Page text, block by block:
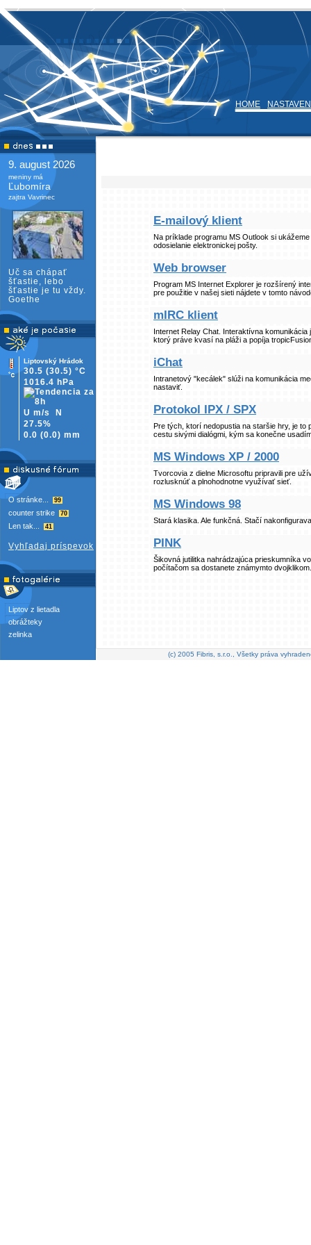
HOME
9. august 2026
meniny má
Ľubomíra
zajtra Vavrinec
Uč sa chápať
šťastie, lebo
šťastie je tu vždy.
Goethe
Liptovský Hrádok
30.5 (30.5) °C
1016.4 hPa
U m/s
N
27.5%
0.0 (0.0) mm
O stránke... 99
counter strike 70
Len tak... 41
Vyhľadaj príspevok
Liptov z lietadla
obrážteky
zelinka
E-mailový klient
Na príklade programu MS Outlook si
odosielanie elektronickej pošty.
Web browser
Program MS Internet Explorer je rozšírený
pre použitie v našej sieti nájdete v tomto
mIRC klient
Internet Relay Chat. Interaktívna
ktorý práve kvasí na pláži a popíja
iChat
Intranetový kecálek slúži na komunikácia
nastaviť.
Protokol IPX / SPX
Pre tých, ktorí nedopustia na staršie hry, je
cestu sivými dialógmi, kým sa konečne
MS Windows XP / 2000
Tvorcovia z dielne Microsoftu pripravili pre
rozlusknúť a plnohodnotne využívať sieť.
MS Windows 98
Stará klasika. Ale funkčná. Stačí
PINK
Šikovná jutilitka nahrádzajúca prieskumníka
počítačom sa dostanete známymto dvojklikom.
(c) 2005 Fibris, s.r.o., Všetky práva